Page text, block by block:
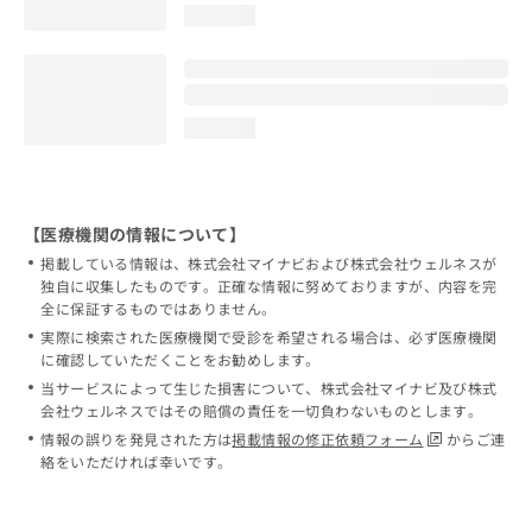
【医療機関の情報について】
掲載している情報は、株式会社マイナビおよび株式会社ウェルネスが
独自に収集したものです。正確な情報に努めておりますが、内容を完
全に保証するものではありません。
実際に検索された医療機関で受診を希望される場合は、必ず医療機関
に確認していただくことをお勧めします。
当サービスによって生じた損害について、株式会社マイナビ及び株式
会社ウェルネスではその賠償の責任を一切負わないものとします。
情報の誤りを発見された方は掲載情報の修正依頼フォーム
からご連
絡をいただければ幸いです。